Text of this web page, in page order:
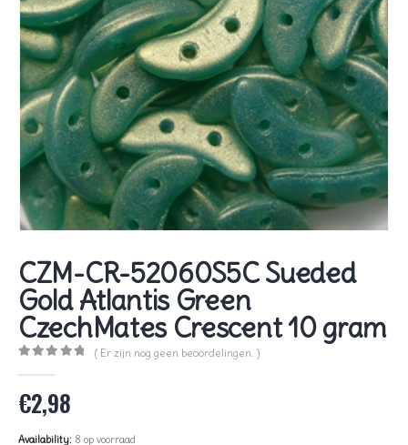
CZM-CR-52060S5C Sueded
Gold Atlantis Green
CzechMates Crescent 10 gram
( Er zijn nog geen beoordelingen. )
€2,98
Availability: 8 op voorraad